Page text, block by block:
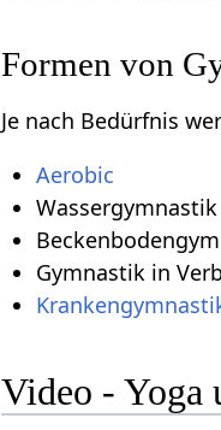
Formen von
Je nach Bedürfnis
Aerobic
Wassergymnastik
Gymnastik in
Video - Yoga